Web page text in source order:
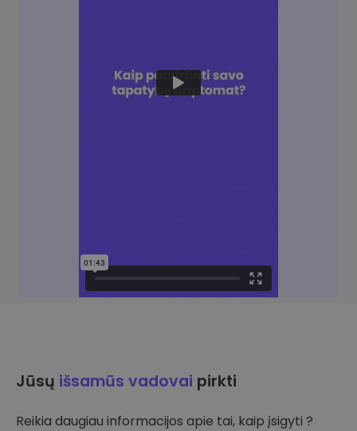
Jūsų išsamūs vadovai pirkti
Reikia daugiau informacijos apie tai, kaip įsigyti ?